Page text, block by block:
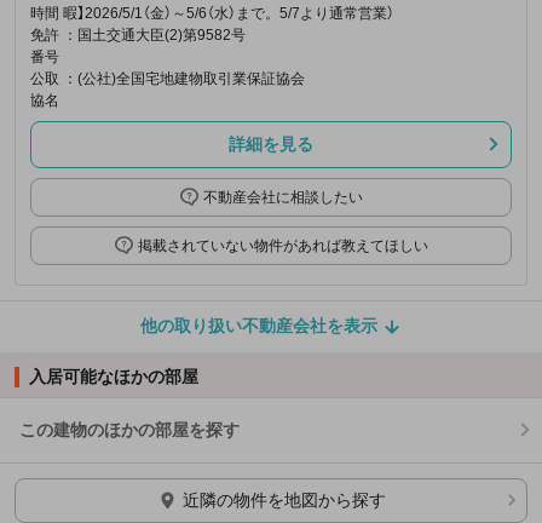
時間 暇】2026/5/1（金）～5/6（水）まで。5/7より通常営業）
免許
番号
：国土交通大臣(2)第9582号
公取
協名
：(公社)全国宅地建物取引業保証協会
詳細を見る
不動産会社に相談したい
掲載されていない物件があれば教えてほしい
他の取り扱い不動産会社を表示
入居可能なほかの部屋
この建物のほかの部屋を探す
ほかの部屋を検索中…
近隣の物件を地図から探す